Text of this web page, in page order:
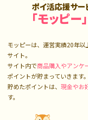
ポイ活応援サー
「モッピー」
モッピーは、運営実績20年以
サイト。
サイト内で商品購入やアンケ
ポイントが貯まっていきます。
貯めたポイントは、 現金やお
す。